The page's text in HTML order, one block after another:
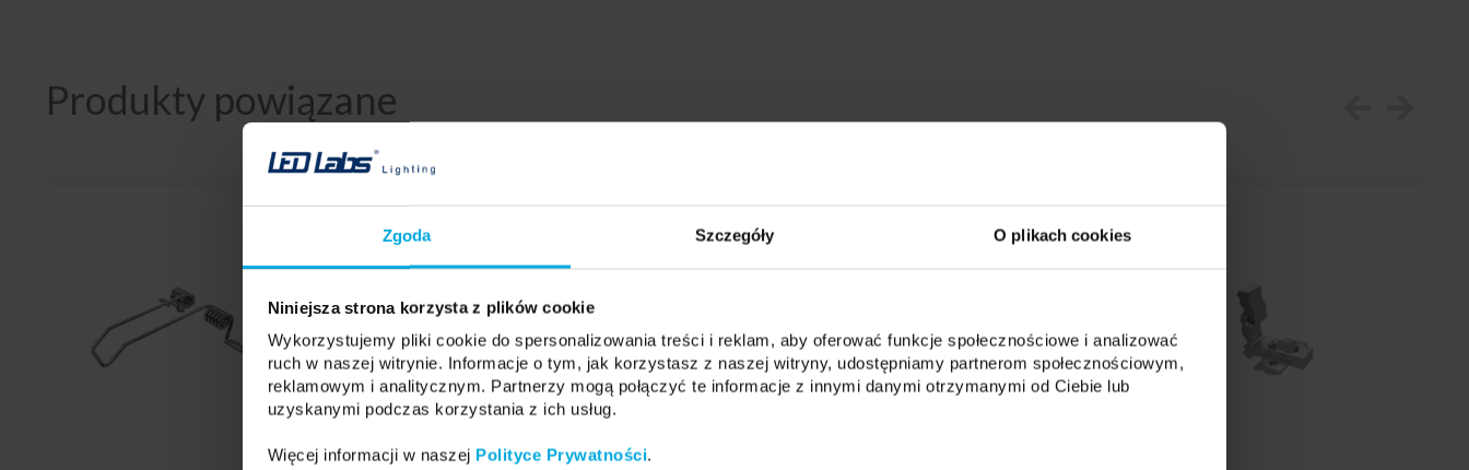
Zgoda Szczegóły O plikach cookies
Niniejsza strona korzysta z plików cookie
Wykorzystujemy pliki cookie do spersonalizowania treści i reklam, aby oferować funkcje społecznościowe i analizować
ruch w naszej witrynie. Informacje o tym, jak korzystasz z naszej witryny, udostępniamy partnerom społecznościowym,
reklamowym i analitycznym. Partnerzy mogą połączyć te informacje z innymi danymi otrzymanymi od Ciebie lub
uzyskanymi podczas korzystania z ich usług.
Więcej informacji w naszej Polityce Prywatności.
Produkty powiązane